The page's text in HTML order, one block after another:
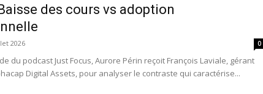
des cours vs adoption
2026 0
du podcast Just Focus, Aurore Périn reçoit François Laviale, gérant
Digital Assets, pour analyser le contraste qui caractérise...